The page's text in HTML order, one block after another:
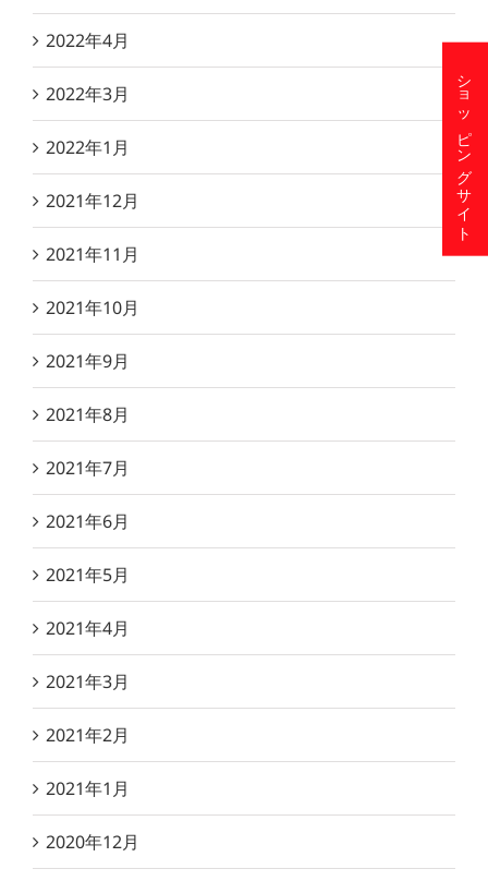
2022年4月
2022年3月
2022年1月
2021年12月
2021年11月
2021年10月
2021年9月
2021年8月
2021年7月
2021年6月
2021年5月
2021年4月
2021年3月
2021年2月
2021年1月
2020年12月
ショッピングサイト